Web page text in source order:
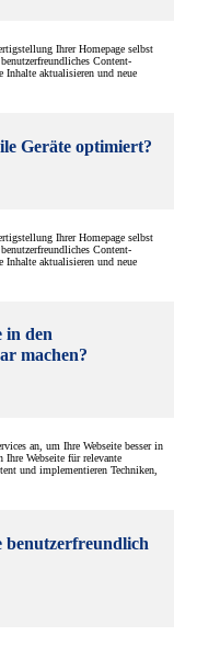
Ihrer Homepage selbst
Content-
aktualisieren und neue
Geräte optimiert?
Ihrer Homepage selbst
Content-
aktualisieren und neue
in den
machen?
an, um Ihre Webseite besser in
Webseite für relevante
und implementieren Techniken,
benutzerfreundlich